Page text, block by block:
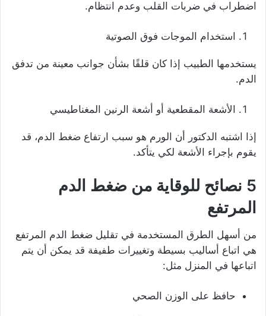
اضطراب في ضربات القلب وعدم انتظام.
استخدام الموجات فوق الصوتية
يستخدمها الطبيب إذا كان قلقًا بشأن جوانب معينة من تدفق
الدم.
الأشعة المقطعية أو أشعة الرنين المغناطيسي
إذا اشتبه الدكتور أن الورم هو سبب ارتفاع ضغط الدم، قد
يقوم بإجراء الأشعة لكي يتأكد.
5 نصائح للوقاية من ضغط الدم
المرتفع
من أسهل الطرق المستخدمة في تقليل ضغط الدم المرتفع
هي اتباع أساليب بسيطة وتغييرات طفيفة قد يمكن أن يتم
اتباعها في المنزل مثل:
حافظ على الوزن الصحي